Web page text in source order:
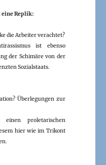
Replik:
die Arbeiter verachtet?
ist ebenso
der Schimäre von der
Sozialstaats.
Überlegungen zur
proletarischen
hier wie im Trikont